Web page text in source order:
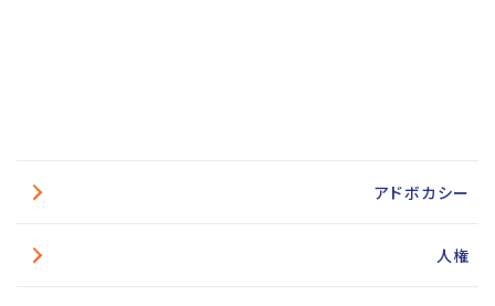
アドボカシー
人権